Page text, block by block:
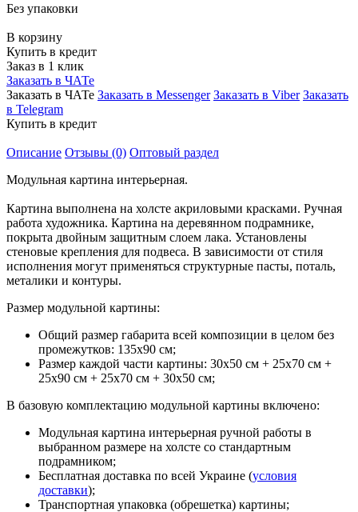
Без упаковки
В корзину
Купить в кредит
Заказ в 1 клик
Заказать в ЧАТе
Заказать в ЧАТе Заказать в Messenger Заказать в Viber Заказать
в Telegram
Купить в кредит
Описание Отзывы (0) Оптовый раздел
Модульная картина интерьерная.
Картина выполнена на холсте акриловыми красками. Ручная
работа художника. Картина на деревянном подрамнике,
покрыта двойным защитным слоем лака. Установлены
стеновые крепления для подвеса. В зависимости от стиля
исполнения могут применяться структурные пасты, поталь,
металики и контуры.
Размер модульной картины:
Общий размер габарита всей композиции в целом без
промежутков: 135х90 см;
Размер каждой части картины: 30х50 см + 25х70 см +
25х90 см + 25х70 см + 30х50 см;
В базовую комплектацию модульной картины включено:
Модульная картина интерьерная ручной работы в
выбранном размере на холсте со стандартным
подрамником;
Бесплатная доставка по всей Украине (условия
доставки);
Транспортная упаковка (обрешетка) картины;